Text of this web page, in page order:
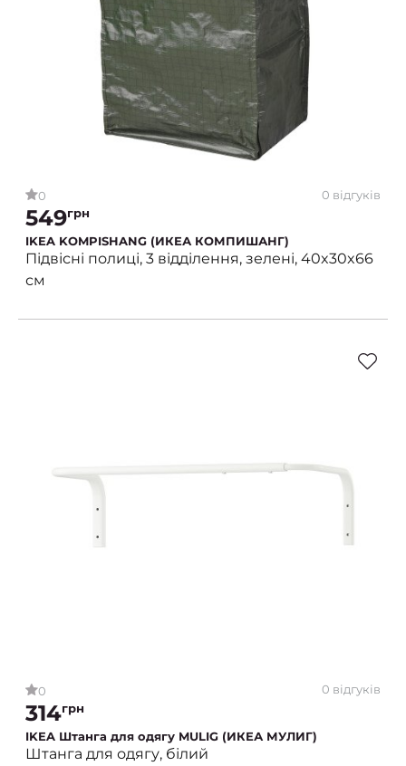
0 0 відгуків
549грн
IKEA KOMPISHANG (ИКЕА КОМПИШАНГ)
Підвісні полиці, 3 відділення, зелені, 40x30x66
см
0 0 відгуків
314грн
IKEA Штанга для одягу MULIG (ИКЕА МУЛИГ)
Штанга для одягу, білий